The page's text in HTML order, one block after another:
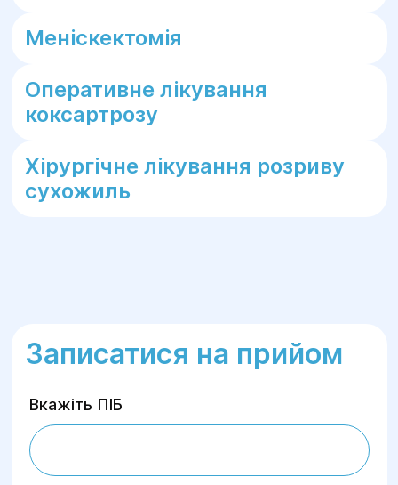
Меніскектомія
Оперативне лікування
коксартрозу
Хірургічне лікування розриву
сухожиль
Записатися на прийом
Вкажіть ПІБ